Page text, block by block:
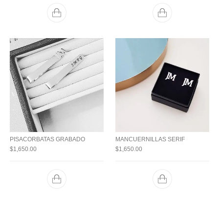
PISACORBATAS GRABADO
$1,650.00
MANCUERNILLAS SERIF
$1,650.00